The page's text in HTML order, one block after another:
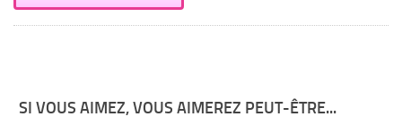
SI VOUS AIMEZ, VOUS AIMEREZ PEUT-ÊTRE...